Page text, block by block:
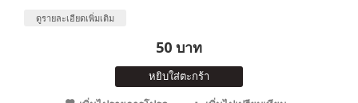
ดูรายละเอียดเพิ่มเติม
50 บาท
หยิบใส่ตะกร้า